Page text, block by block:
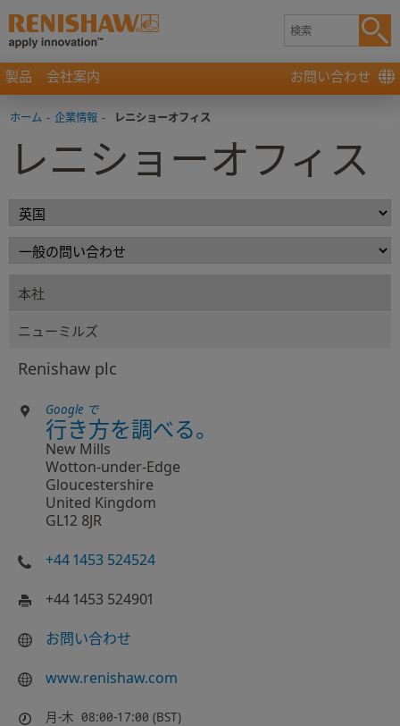
製品 会社案内 お問い合わせ
ホーム - 企業情報 - レニショーオフィス
レニショーオフィス
本社
ニューミルズ
Renishaw plc
Google で
行き方を調べる。
New Mills
Wotton-under-Edge
Gloucestershire
United Kingdom
GL12 8JR
+44 1453 524524
+44 1453 524901
お問い合わせ
www.renishaw.com
月-木 08:00-17:00 (BST)